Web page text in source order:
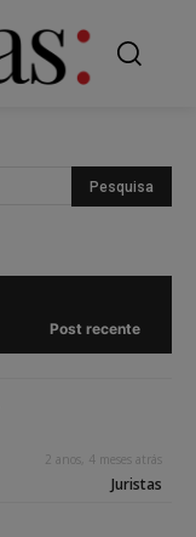
Post recente
2 anos, 4 meses atrás
Juristas